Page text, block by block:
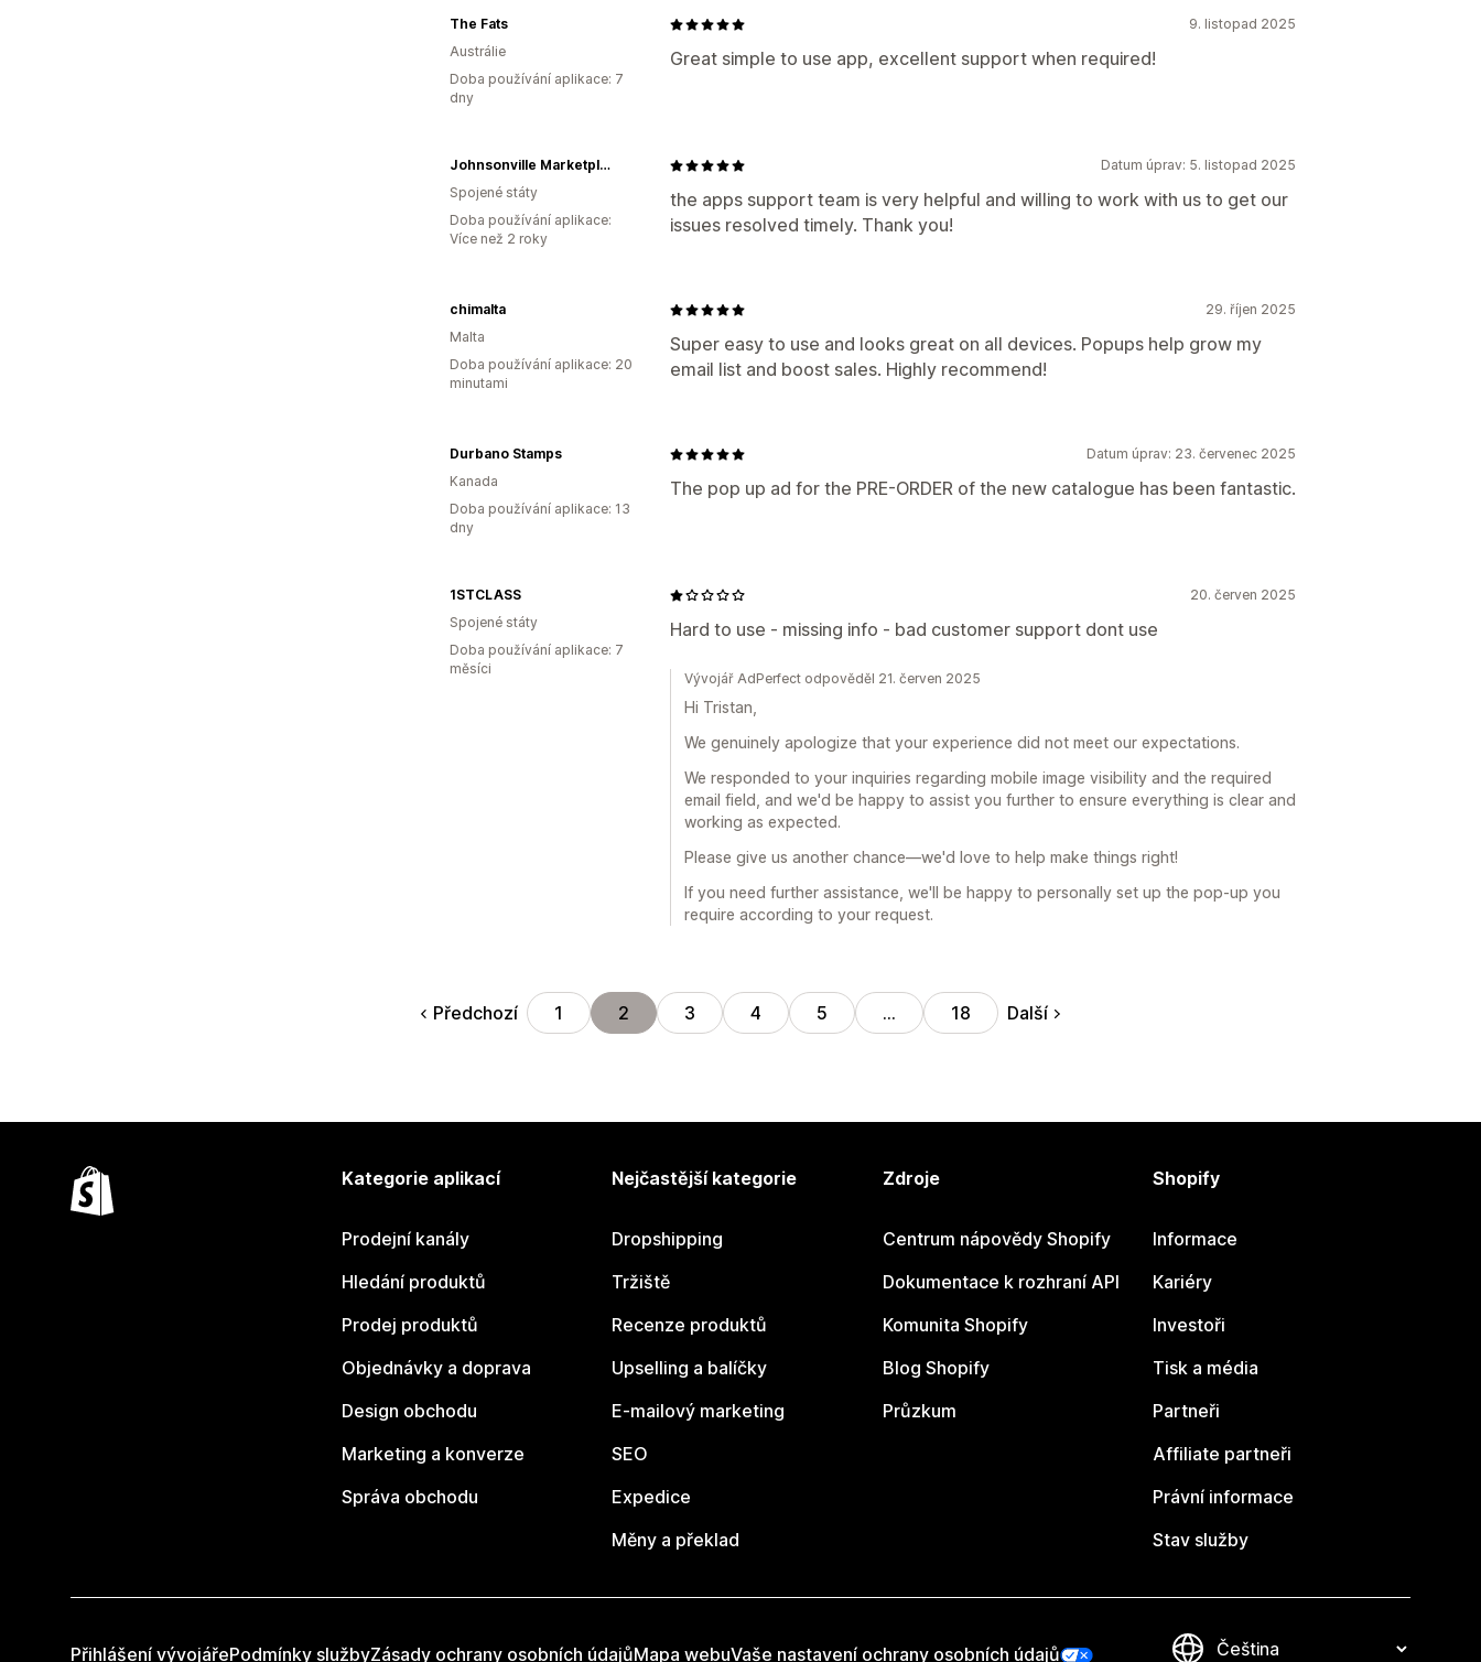
9. listopad 2025
Great simple to use app, excellent support when required!
The Fats
Austrálie
Doba používání aplikace: 7
dny
Datum úprav: 5. listopad 2025
the apps support team is very helpful and willing to work with us to get our
issues resolved timely. Thank you!
Johnsonville Marketplace
Spojené státy
Doba používání aplikace:
Více než 2 roky
29. říjen 2025
Super easy to use and looks great on all devices. Popups help grow my
email list and boost sales. Highly recommend!
chimalta
Malta
Doba používání aplikace: 20
minutami
Datum úprav: 23. červenec 2025
The pop up ad for the PRE-ORDER of the new catalogue has been fantastic.
Durbano Stamps
Kanada
Doba používání aplikace: 13
dny
20. červen 2025
Hard to use - missing info - bad customer support dont use
1STCLASS
Spojené státy
Doba používání aplikace: 7
měsíci
Vývojář AdPerfect odpověděl 21. červen 2025
Hi Tristan,
We genuinely apologize that your experience did not meet our expectations.
We responded to your inquiries regarding mobile image visibility and the required
email field, and we'd be happy to assist you further to ensure everything is clear and
working as expected.
Please give us another chance—we'd love to help make things right!
If you need further assistance, we'll be happy to personally set up the pop-up you
require according to your request.
Předchozí 1 2 3 4 5 … 18 Další
Kategorie aplikací
Prodejní kanály
Hledání produktů
Prodej produktů
Objednávky a doprava
Design obchodu
Marketing a konverze
Správa obchodu
Nejčastější kategorie
Dropshipping
Tržiště
Recenze produktů
Upselling a balíčky
E-mailový marketing
SEO
Expedice
Měny a překlad
Zdroje
Centrum nápovědy Shopify
Dokumentace k rozhraní API
Komunita Shopify
Blog Shopify
Průzkum
Shopify
Informace
Kariéry
Investoři
Tisk a média
Partneři
Affiliate partneři
Právní informace
Stav služby
Přihlášení vývojářePodmínky službyZásady ochrany osobních údajůMapa webuVaše nastavení ochrany osobních údajů